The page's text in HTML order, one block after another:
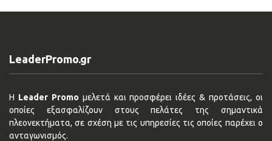
LeaderPromo.gr
Η Leader Promo μελετά και προσφέρει ιδέες & προτάσεις, οι
οποίες εξασφαλίζουν στους πελάτες της σημαντικά
πλεονεκτήματα, σε σχέση με τις υπηρεσίες τις οποίες παρέχει ο
ανταγωνισμός.